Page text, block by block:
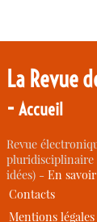
La Revue
-Accueil
Revue
idées) -En
Contacts
Mentions légales